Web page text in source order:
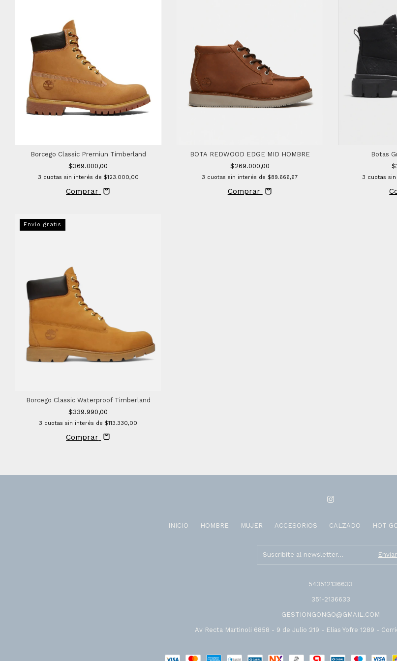
Borcego Classic Premiun Timberland
$369.000,00
3 cuotas sin interés de $123.000,00
Comprar
BOTA REDWOOD EDGE MID HOMBRE
$269.000,00
3 cuotas sin interés de $89.666,67
Comprar
Botas
3 cuotas
Envío gratis
Borcego Classic Waterproof Timberland
$339.990,00
3 cuotas sin interés de $113.330,00
Comprar
INICIO HOMBRE MUJER ACCESORIOS CALZADO HOT
543512136633
351-2136633
GESTIONGONGO@GMAIL.COM
Av Recta Martinoli 6858 - 9 de Julio 219 - Elias Yofre 1289 -